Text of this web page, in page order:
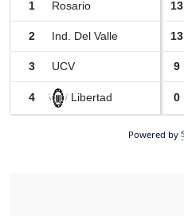
1 Rosario 13
2 Ind. Del Valle 13
3 UCV 9
4 Libertad 0
Powered by